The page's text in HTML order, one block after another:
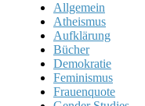
Allgemein
Atheismus
Aufklärung
Bücher
Demokratie
Feminismus
Frauenquote